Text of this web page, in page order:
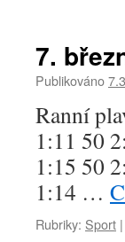
7.
Publikováno
Ranní
1:11 50
1:15 50
1:14 …
Rubriky: Sport |